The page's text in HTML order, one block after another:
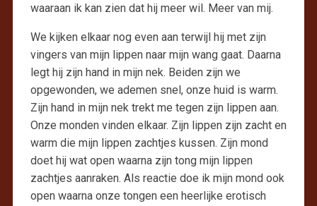
waaraan ik kan zien dat hij meer wil. Meer van mij.
We kijken elkaar nog even aan terwijl hij met zijn
vingers van mijn lippen naar mijn wang gaat. Daarna
legt hij zijn hand in mijn nek. Beiden zijn we
opgewonden, we ademen snel, onze huid is warm.
Zijn hand in mijn nek trekt me tegen zijn lippen aan.
Onze monden vinden elkaar. Zijn lippen zijn zacht en
warm die mijn lippen zachtjes kussen. Zijn mond
doet hij wat open waarna zijn tong mijn lippen
zachtjes aanraken. Als reactie doe ik mijn mond ook
open waarna onze tongen een heerlijke erotisch